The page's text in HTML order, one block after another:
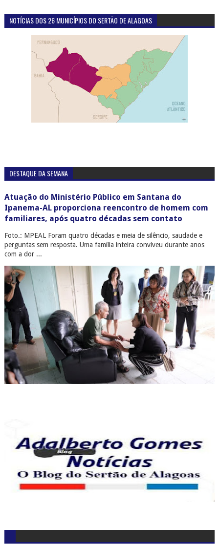
NOTÍCIAS DOS 26 MUNICÍPIOS DO SERTÃO DE ALAGOAS
DESTAQUE DA SEMANA
Atuação do Ministério Público em Santana do
Ipanema-AL proporciona reencontro de homem com
familiares, após quatro décadas sem contato
Foto.: MPEAL Foram quatro décadas e meia de silêncio, saudade e
perguntas sem resposta. Uma família inteira conviveu durante anos
com a dor ...